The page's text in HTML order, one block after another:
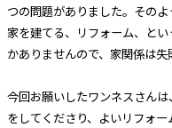
つの問題がありました。その
家を建てる、リフォーム、と
かありませんので、家関係は失
今回お願いしたワンネスさん
をしてくださり、よいリフォー